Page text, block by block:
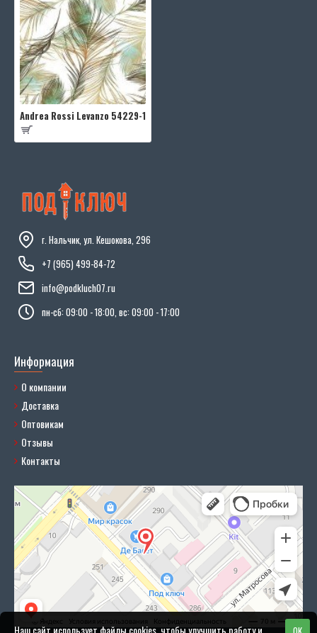
Andrea Rossi Levanzo 54229-1
г. Нальчик, ул. Кешокова, 296
+7 (965) 499-84-72
info@podkluch07.ru
пн-сб: 09:00 - 18:00, вс: 09:00 - 17:00
Информация
О компании
Доставка
Оптовикам
Отзывы
Контакты
Наш сайт использует файлы cookies, чтобы улучшить работу и